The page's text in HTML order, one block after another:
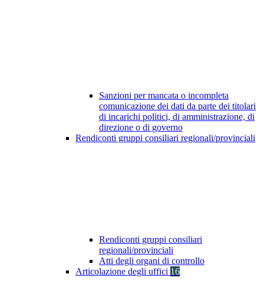
Sanzioni per mancata o incompleta
comunicazione dei dati da parte dei titolari
di incarichi politici, di amministrazione, di
direzione o di governo
Rendiconti gruppi consiliari regionali/provinciali
Rendiconti gruppi consiliari
regionali/provinciali
Atti degli organi di controllo
Articolazione degli uffici 16